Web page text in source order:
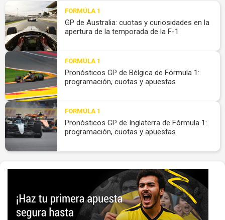
FORMÚLA 1
GP de Australia: cuotas y curiosidades en la
apertura de la temporada de la F-1
FORMÚLA 1
Pronósticos GP de Bélgica de Fórmula 1:
programación, cuotas y apuestas
FORMÚLA 1
Pronósticos GP de Inglaterra de Fórmula 1:
programación, cuotas y apuestas